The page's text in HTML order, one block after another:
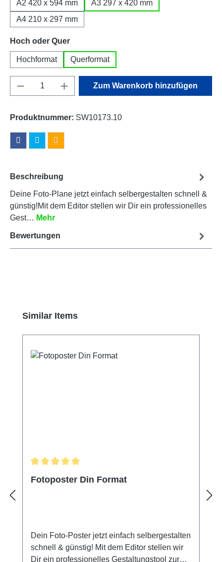
A2 420 x 594 mm
A3 297 x 420 mm
A4 210 x 297 mm
Hoch oder Querauswählen
Hochformat Querformat
Produkt Anzahl: Gib den gewünschten
Zum Warenkorb hinzufügen
Produktnummer: SW10173.10
Beschreibung
Deine Foto-Plane jetzt einfach selbergestalten schnell &
günstig!Mit dem Editor stellen wir Dir ein professionelles
Gest… Mehr
Bewertungen
Produktgalerie überspringen
Similar Items
Fotoposter Din Format
Dein Foto-Poster jetzt einfach selbergestalten
schnell & günstig! Mit dem Editor stellen wir
Dir ein professionelles Gestaltungstool zur